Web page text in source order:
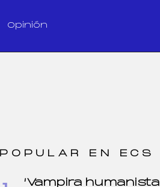
Opinión
POPULAR EN ECS
‘Vampira humanista